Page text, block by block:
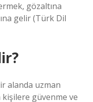
gözaltına
gelir (Türk Dil
alanda uzman
güvenme ve